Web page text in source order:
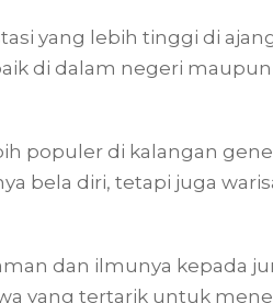
yang lebih tinggi di
di dalam negeri
populer di kalangan
bela diri, tetapi juga
dan ilmunya kepada
yang tertarik untuk